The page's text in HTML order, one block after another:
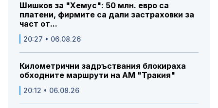
Шишков за "Хемус": 50 млн. евро са
платени, фирмите са дали застраховки за
част от...
20:27 • 06.08.26
Километрични задръствания блокираха
обходните маршрути на АМ "Тракия"
20:12 • 06.08.26